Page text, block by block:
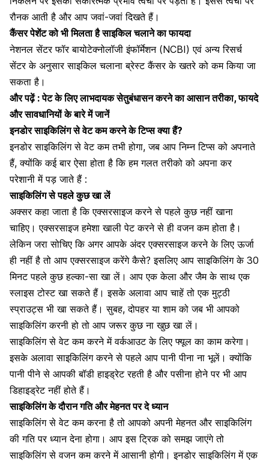
रौनक आती है और आप जवां-जवां दिखते हैं।
कैंसर पेशेंट को भी मिलता है साइकिल चलाने का फायदा
नेशनल सेंटर फॉर बायोटेक्नोलॉजी इंफॉर्मेशन (NCBI) एवं अन्य रिसर्च
सेंटर के अनुसार साइकिल चलाना ब्रेस्ट कैंसर के खतरे को कम किया जा
सकता है।
और पढ़ें :पेट के लिए लाभदायक सेतुबंधासन करने का आसान तरीका, फायदे
और सावधानियों के बारे में जानें
इनडोर साइकिलिंग से वेट कम करने के टिप्स क्या हैं?
इनडोर साइकिलिंग से वेट कम तभी होगा, जब आप निम्न टिप्स को अपनाते
हैं, क्योंकि कई बार ऐसा होता है कि हम गलत तरीको को अपना कर
परेशानी में पड़ जाते हैं :
साइकिलिंग से पहले कुछ खा लें
अक्सर कहा जाता है कि एक्सरसाइज करने से पहले कुछ नहीं खाना
चाहिए। एक्सरसाइज हमेशा खाली पेट करने से ही वजन कम होता है।
लेकिन जरा सोचिए कि अगर आपके अंदरएक्सरसाइज करने के लिए ऊर्जा
ही नहीं है तो आप एक्सरसाइज करेंगे कैसे? इसलिए आप साइकिलिंग के 30
मिनट पहले कुछ हल्का-सा खा लें। आप एक केला और जैम के साथ एक
स्लाइस टोस्ट खा सकते हैं। इसके अलावा आप चाहें तोएक मुट्ठी
स्प्राउट्स भी खा सकते हैं। सुबह, दोपहर या शाम को जब भी आपको
साइकिलिंग करनी हो तो आप जरूर कुछ ना खुछ खा लें।
साइकिलिंग से वेट कम करने में वर्कआउट के लिए फ्यूल का काम करेगा।
इसके अलावा साइकिलिंग करने से पहले आप पानी पीना ना भूलें। क्योंकि
पानी पीने से आपकी बॉडी हाइड्रेट रहती है और पसीना होने पर भी आप
डिहाइड्रेट नहीं होते हैं।
साइकिलिंग के दौरान गति और मेहनत पर दे ध्यान
साइकिलिंग से वेट कम करना है तो आपको अपनी मेहनत और साइकिलिंग
की गति पर ध्यान देना होगा। आप इस ट्रिक को समझ जाएंगे तो
साइकिलिंग से वजन कम करने में आसानी होगी। इनडोर साइकिलिंग में एक